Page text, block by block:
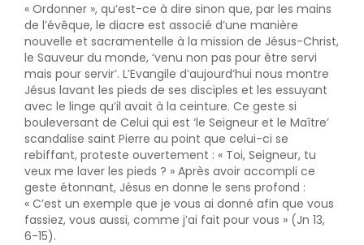
« Ordonner », qu’est-ce à dire sinon que, par les mains
de l’évêque, le diacre est associé d’une manière
nouvelle et sacramentelle à la mission de Jésus-Christ,
le Sauveur du monde, ‘venu non pas pour être servi
mais pour servir’. L’Evangile d’aujourd’hui nous montre
Jésus lavant les pieds de ses disciples et les essuyant
avec le linge qu’il avait à la ceinture. Ce geste si
bouleversant de Celui qui est ‘le Seigneur et le Maître’
scandalise saint Pierre au point que celui-ci se
rebiffant, proteste ouvertement : « Toi, Seigneur, tu
veux me laver les pieds ? » Après avoir accompli ce
geste étonnant, Jésus en donne le sens profond :
« C’est un exemple que je vous ai donné afin que vous
fassiez, vous aussi, comme j’ai fait pour vous » (Jn 13,
6-15).